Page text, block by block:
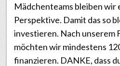
Mädchenteams bleiben wir
Perspektive. Damit das so
investieren. Nach unserem
möchten wir mindestens
finanzieren. DANKE, dass